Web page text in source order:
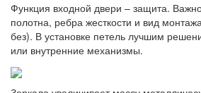
Функция входной двери – защита.
полотна, ребра жесткости и вид
без). В установке петель лучшим
или внутренние механизмы.